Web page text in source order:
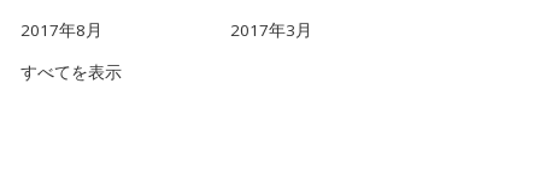
2017年8月
2017年3月
すべてを表示